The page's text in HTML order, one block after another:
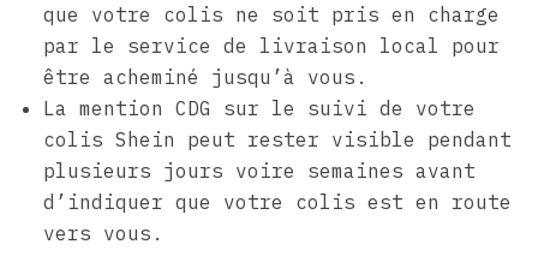
que votre colis ne soit pris en charge
par le service de livraison local pour
être acheminé jusqu’à vous.
La mention CDG sur le suivi de votre
colis Shein peut rester visible pendant
plusieurs jours voire semaines avant
d’indiquer que votre colis est en route
vers vous.